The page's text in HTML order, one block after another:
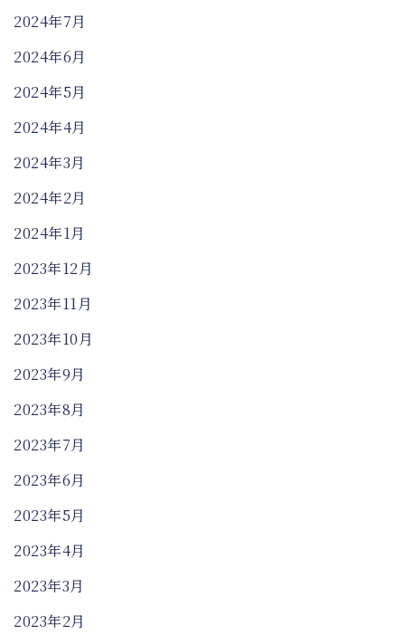
2024年7月
2024年6月
2024年5月
2024年4月
2024年3月
2024年2月
2024年1月
2023年12月
2023年11月
2023年10月
2023年9月
2023年8月
2023年7月
2023年6月
2023年5月
2023年4月
2023年3月
2023年2月